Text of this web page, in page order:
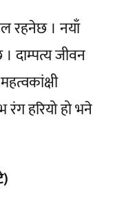
रहनेछ । नयाँ
दाम्पत्य जीवन
हरियो हो भने